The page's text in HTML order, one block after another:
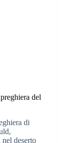
del
di
deserto